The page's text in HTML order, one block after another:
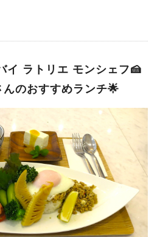
だそうです。 その境内を一
イ ラトリエ モンシェフ🍰
のおすすめランチ🌟